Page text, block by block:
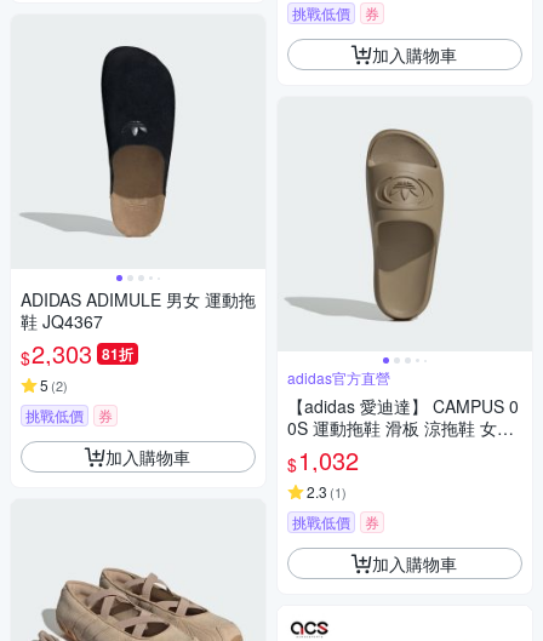
ADIDAS ADIMULE 男女 運動拖
鞋 JQ4367
$2,303 81折
5 (2)
挑戰低價 券
加入購物車
挑戰低價
券
加入購物車
adidas官方直營
【adidas 愛迪達】 CAMPUS 0
0S 運動拖鞋 滑板 涼拖鞋 女鞋
- Originals JR4772
$1,032
2.3 (1)
挑戰低價 券
加入購物車